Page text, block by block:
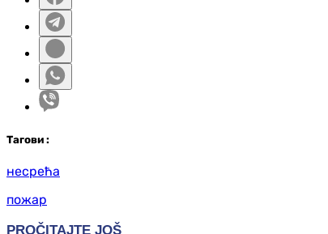
Тагови :
несрећа
пожар